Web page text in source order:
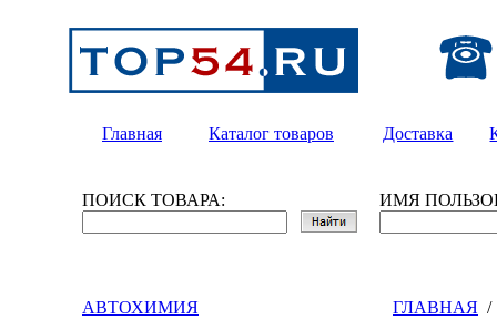
Главная Каталог товаров Доставка
ПОИСК ТОВАРА: ИМЯ
АВТОХИМИЯ
ГЛАВНАЯ